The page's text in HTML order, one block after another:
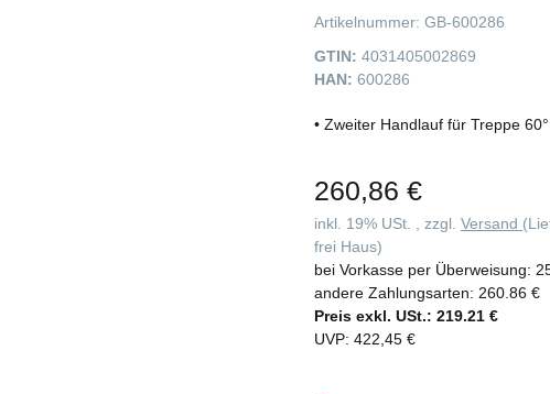
Artikelnummer: GB-600286
GTIN: 4031405002869
HAN: 600286
• Zweiter Handlauf für Treppe
260,86 €
inkl. 19% USt. , zzgl. Versand
frei Haus)
bei Vorkasse per Überweisung:
andere Zahlungsarten: 260.86 €
Preis exkl. USt.: 219.21 €
UVP: 422,45 €